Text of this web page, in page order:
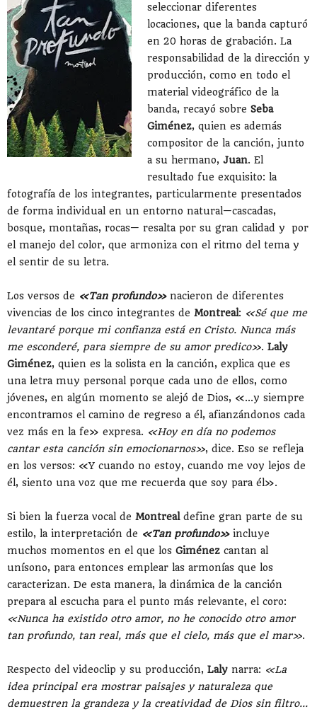
seleccionar diferentes
locaciones, que la banda capturó
en 20 horas de grabación. La
responsabilidad de la dirección y
producción, como en todo el
material videográfico de la
banda, recayó sobre Seba
Giménez, quien es además
compositor de la canción, junto
a su hermano, Juan. El
resultado fue exquisito: la
fotografía de los integrantes, particularmente presentados
de forma individual en un entorno natural—cascadas,
bosque, montañas, rocas— resalta por su gran calidad y por
el manejo del color, que armoniza con el ritmo del tema y
el sentir de su letra.
Los versos de «Tan profundo»nacieron de diferentes
vivencias de los cinco integrantes de Montreal: «Sé que me
levantaré porque mi confianza está en Cristo. Nunca más
me esconderé, para siempre de su amor predico». Laly
Giménez, quien es la solista en la canción, explica que es
una letra muy personal porque cada uno de ellos, como
jóvenes, en algún momento se alejó de Dios, «...y siempre
encontramos el camino de regreso a él, afianzándonos cada
vez más en la fe» expresa. «Hoy en día no podemos
cantar esta canción sin emocionarnos», dice. Eso se refleja
en los versos: «Y cuando no estoy, cuando me voy lejos de
él, siento una voz que me recuerda que soy para él».
Si bien la fuerza vocal de Montreal define gran parte de su
estilo, la interpretación de «Tan profundo»incluye
muchos momentos en el que los Giménez cantan al
unísono, para entonces emplear las armonías que los
caracterizan. De esta manera, la dinámica de la canción
prepara al escucha para el punto más relevante, el coro:
«Nunca ha existido otro amor, no he conocido otro amor
tan profundo, tan real, más que el cielo, más que el mar».
Respecto del videoclip y su producción, Laly narra: «La
idea principal era mostrar paisajes y naturaleza que
demuestren la grandeza y la creatividad de Dios sin filtro...